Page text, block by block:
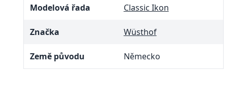
Modelová řada Classic Ikon
Značka Wüsthof
Země původu Německo